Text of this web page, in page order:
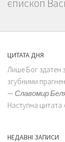
єпископ
ЦИТАТА ДНЯ
Лише Бог здатен
згубними
— Славомир
Наступна цитата
НЕДАВНІ ЗАПИСИ